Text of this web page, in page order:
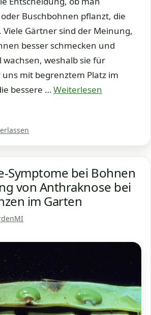
Buschbohnen pflanzt, die
Viele Gärtner sind der Meinung,
besser schmecken und
weshalb sie für
mit begrenztem Platz im
bessere …Weiterlesen
Symptome bei Bohnen
von Anthraknose bei
im Garten